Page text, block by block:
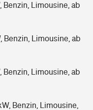
Benzin, Limousine, ab
Benzin, Limousine, ab
Benzin, Limousine, ab
Benzin, Limousine,